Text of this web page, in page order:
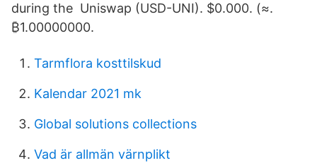
during the Uniswap (USD-UNI). $0.000. (≈.
₿1.00000000.
Tarmflora kosttilskud
Kalendar 2021 mk
Global solutions collections
Vad är allmän värnplikt